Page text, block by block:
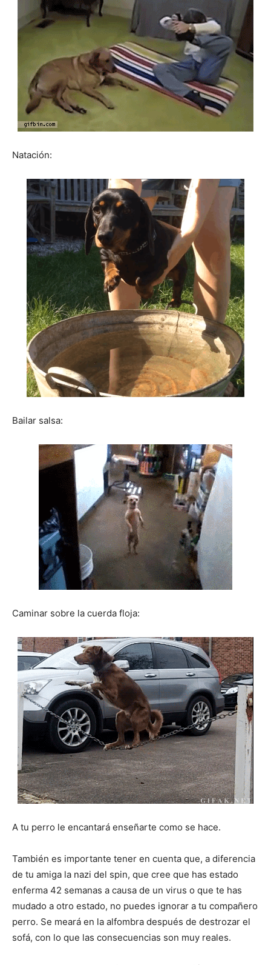
I WANT IN
I've read and accept thePrivacy Policy.
Natación:
Bailar salsa:
Caminar sobre la cuerda floja:
A tu perro le encantará enseñarte como se hace.
También es importante tener en cuenta que, a diferencia
de tu amiga la nazi del spin, que cree que has estado
enferma 42 semanas a causa de un virus o que te has
mudado a otro estado, no puedes ignorar a tu compañero
perro. Se meará en la alfombra después de destrozar el
sofá, con lo que las consecuencias son muy reales.